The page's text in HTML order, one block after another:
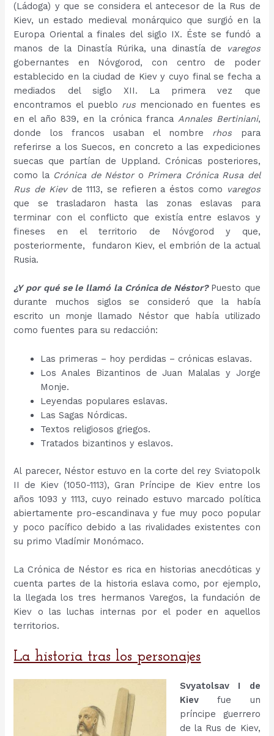
(Ládoga) y que se considera el antecesor de la Rus de
Kiev, un estado medieval monárquico que surgió en la
Europa Oriental a finales del siglo IX. Éste se fundó a
manos de la Dinastía Rúrika, una dinastía de
varegos
gobernantes en Nóvgorod, con centro de poder
establecido en la ciudad de Kiev y cuyo final se fecha a
mediados del siglo XII. La primera vez que
encontramos el pueblo rus mencionado en fuentes es
en el año 839, en la crónica franca Annales Bertiniani,
donde los francos usaban el nombre rhos para
referirse a los Suecos, en concreto a las expediciones
suecas que partían de Uppland. Crónicas posteriores,
como la Crónica de Néstoro Primera Crónica Rusa del
Rus de Kievde 1113, se refieren a éstos como varegos
que se trasladaron hasta las zonas eslavas para
terminar con el conflicto que existía entre eslavos y
fineses en el territorio de Nóvgorod y que,
posteriormente, fundaron Kiev, el embrión de la actual
Rusia.
¿Y por qué se le llamó la Crónica de Néstor? Puesto que
durante muchos siglos se consideró que la había
escrito un monje llamado Néstor que había utilizado
como fuentes para su redacción:
Las primeras – hoy perdidas – crónicas eslavas.
Los Anales Bizantinos de Juan Malalas y Jorge
Monje.
Leyendas populares eslavas.
Las Sagas Nórdicas.
Textos religiosos griegos.
Tratados bizantinos y eslavos.
Al parecer, Néstor estuvo en la corte del rey Sviatopolk
II de Kiev (1050-1113), Gran Príncipe de Kiev entre los
años 1093 y 1113, cuyo reinado estuvo marcado política
abiertamente pro-escandinava y fue muy poco popular
y poco pacífico debido a las rivalidades existentes con
su primo Vladímir Monómaco.
La Crónica de Néstor es rica en historias anecdóticas y
cuenta partes de la historia eslava como, por ejemplo,
la llegada los tres hermanos Varegos, la fundación de
Kiev o las luchas internas por el poder en aquellos
territorios.
La historia tras los personajes
Svyatolsav I de
Kiev fue un
príncipe guerrero
de la Rus de Kiev,